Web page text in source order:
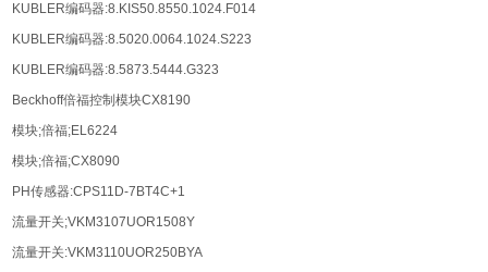
KUBLER编码器:8.KIS50.8550.1024.F014
KUBLER编码器:8.5020.0064.1024.S223
KUBLER编码器:8.5873.5444.G323
Beckhoff倍福控制模块CX8190
模块;倍福;EL6224
模块;倍福;CX8090
PH传感器:CPS11D-7BT4C+1
流量开关;VKM3107UOR1508Y
流量开关:VKM3110UOR250BYA